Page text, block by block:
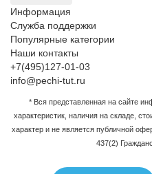
Информация
Служба поддержки
Популярные категории
Наши контакты
+7(495)127-01-03
info@pechi-tut.ru
* Вся представленная на сайте
характеристик, наличия на складе,
характер и не является публичной
437(2)